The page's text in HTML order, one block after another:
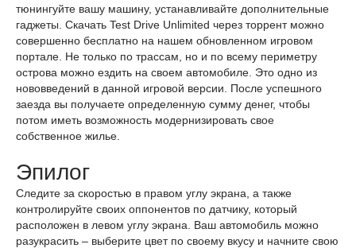
тюнингуйте вашу машину, устанавливайте дополнительные
гаджеты. Скачать Test Drive Unlimited через торрент можно
совершенно бесплатно на нашем обновленном игровом
портале. Не только по трассам, но и по всему периметру
острова можно ездить на своем автомобиле. Это одно из
нововведений в данной игровой версии. После успешного
заезда вы получаете определенную сумму денег, чтобы
потом иметь возможность модернизировать свое
собственное жилье.
Эпилог
Следите за скоростью в правом углу экрана, а также
контролируйте своих оппонентов по датчику, который
расположен в левом углу экрана. Ваш автомобиль можно
разукрасить – выберите цвет по своему вкусу и начните свою